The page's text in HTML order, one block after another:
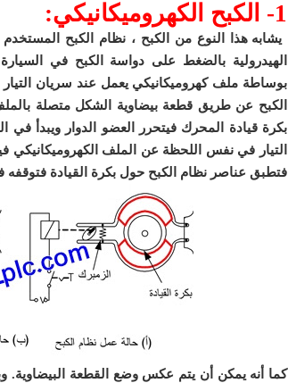
1- الكبح الكهروميكانيكي:
يشابه هذا النوع من الكبح ، نظام الكبح
الهيدرولية بالضغط على دواسة الكبح في
بوساطة ملف كهروميكانيكي يعمل عند سريان
الكبح عن طريق قطعة بيضاوية الشكل متصلة
بكرة قيادة المحرك فيتحرر العضو الدوار ويبدأ
التيار في نفس اللحظة عن الملف الكهروميكانيكي
فتطبق عناصر نظام الكبح حول بكرة القيادة فتوقفه
كما أنه يمكن أن يتم عكس وضع القطعة البيضاوية.